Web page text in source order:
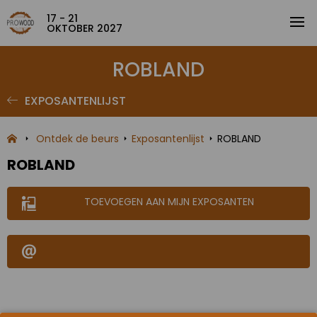
17 - 21
OKTOBER 2027
ROBLAND
EXPOSANTENLIJST
Ontdek de beurs Exposantenlijst ROBLAND
ROBLAND
TOEVOEGEN AAN MIJN EXPOSANTEN